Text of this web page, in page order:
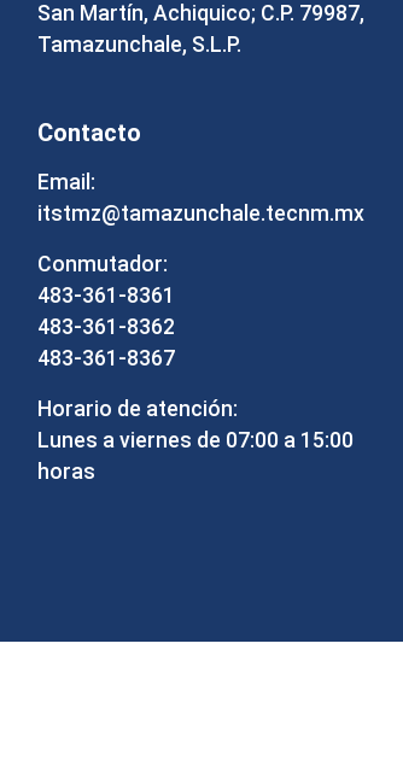
San Martín, Achiquico; C.P. 79987,
Tamazunchale, S.L.P.
Contacto
Email:
itstmz@tamazunchale.tecnm.mx
Conmutador:
483-361-8361
483-361-8362
483-361-8367
Horario de atención:
Lunes a viernes de 07:00 a 15:00
horas